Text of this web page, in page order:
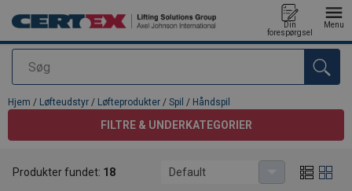
Søg
Din
forespørgsel
Menu
Produktet blev tilføjet til din forespørgsel
Hjem / Løfteudstyr / Løfteprodukter / Spil / Håndspil
FILTRE & UNDERKATEGORIER
Vores sortiment af håndspil, vægspil, snekkespil samt trailerspil. Vi
Produkter fundet: 18 Default